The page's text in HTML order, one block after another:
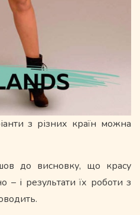
з різних країн можна
до висновку, що красу
– і результати їх роботи з